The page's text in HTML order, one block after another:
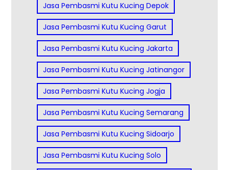
Jasa Pembasmi Kutu Kucing Depok
Jasa Pembasmi Kutu Kucing Garut
Jasa Pembasmi Kutu Kucing Jakarta
Jasa Pembasmi Kutu Kucing Jatinangor
Jasa Pembasmi Kutu Kucing Jogja
Jasa Pembasmi Kutu Kucing Semarang
Jasa Pembasmi Kutu Kucing Sidoarjo
Jasa Pembasmi Kutu Kucing Solo